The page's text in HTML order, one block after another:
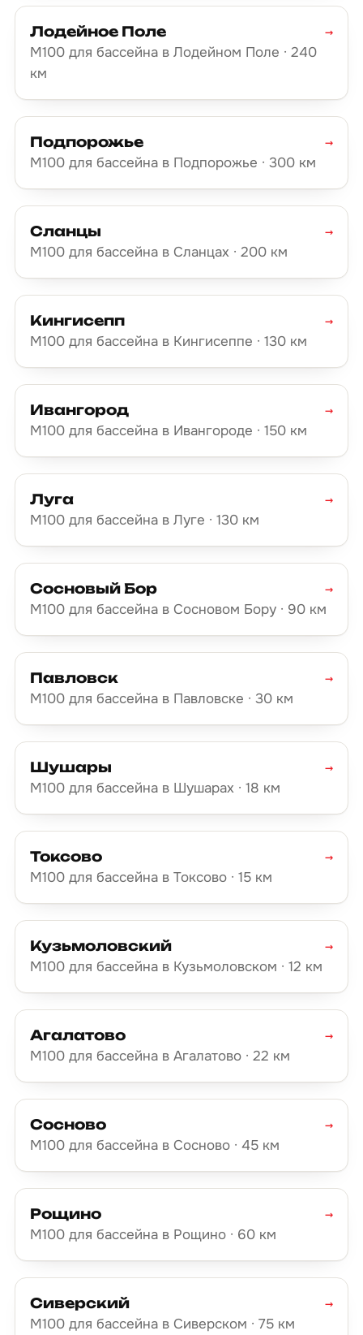
Лодейное Поле
М100 для бассейна в Лодейном Поле · 240
км
→
Подпорожье
М100 для бассейна в Подпорожье · 300 км
→
Сланцы
М100 для бассейна в Сланцах · 200 км
→
Кингисепп
М100 для бассейна в Кингисеппе · 130 км
→
Ивангород
М100 для бассейна в Ивангороде · 150 км
→
Луга
М100 для бассейна в Луге · 130 км
→
Сосновый Бор
М100 для бассейна в Сосновом Бору · 90 км
→
Павловск
М100 для бассейна в Павловске · 30 км
→
Шушары
М100 для бассейна в Шушарах · 18 км
→
Токсово
М100 для бассейна в Токсово · 15 км
→
Кузьмоловский
М100 для бассейна в Кузьмоловском · 12 км
→
Агалатово
М100 для бассейна в Агалатово · 22 км
→
Сосново
М100 для бассейна в Сосново · 45 км
→
Рощино
М100 для бассейна в Рощино · 60 км
→
Сиверский
М100 для бассейна в Сиверском · 75 км
→